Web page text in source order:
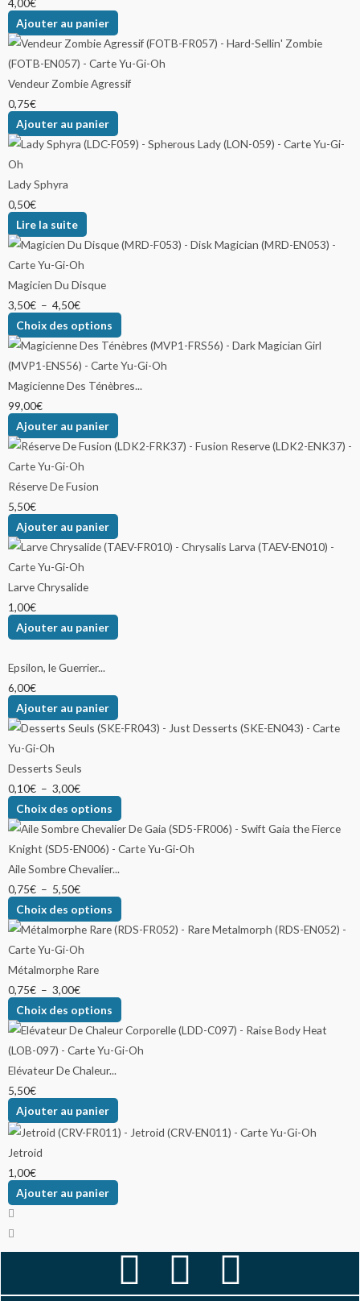
4,00€
Ajouter au panier
Vendeur Zombie Agressif
0,75€
Ajouter au panier
Lady Sphyra
0,50€
Lire la suite
Magicien Du Disque
3,50€ – 4,50€
Choix des options
Magicienne Des Ténèbres...
99,00€
Ajouter au panier
Réserve De Fusion
5,50€
Ajouter au panier
Larve Chrysalide
1,00€
Ajouter au panier
Epsilon, le Guerrier...
6,00€
Ajouter au panier
Desserts Seuls
0,10€ – 3,00€
Choix des options
Aile Sombre Chevalier...
0,75€ – 5,50€
Choix des options
Métalmorphe Rare
0,75€ – 3,00€
Choix des options
Elévateur De Chaleur...
5,50€
Ajouter au panier
Jetroid
1,00€
Ajouter au panier
F
I
Y